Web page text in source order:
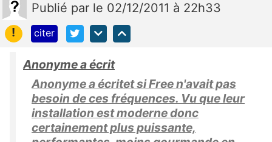
Publié par le 02/12/2011 à 22h33
!
citer
Anonyme a écrit
Anonyme a écritet si Free n'avait pas
besoin de ces fréquences. Vu que leur
installation est moderne donc
certainement plus puissante,